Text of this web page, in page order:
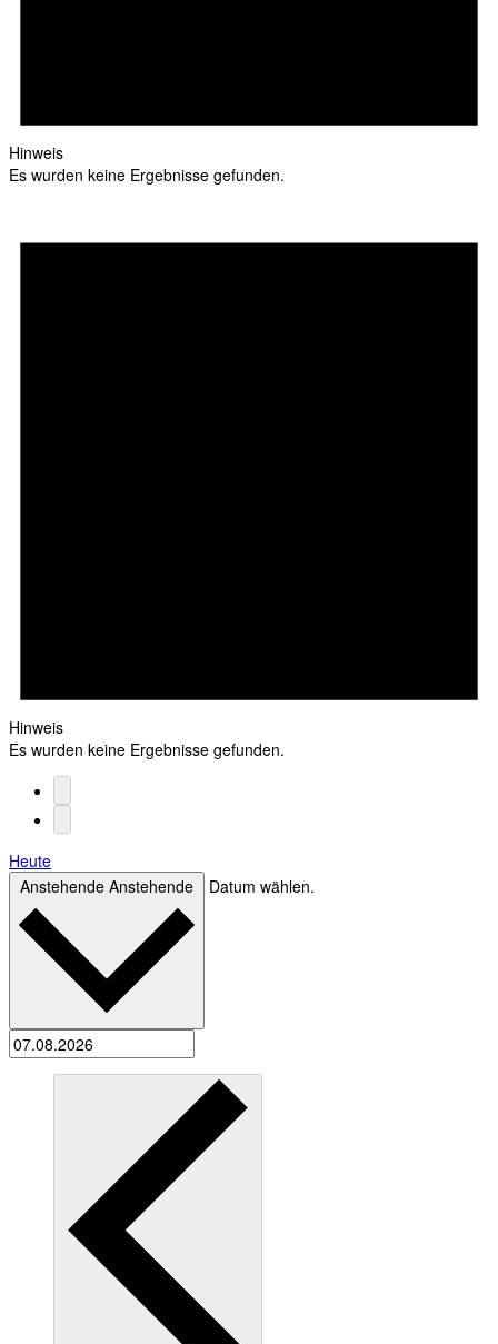
Hinweis
Es wurden keine Ergebnisse gefunden.
Hinweis
Es wurden keine Ergebnisse gefunden.
Heute
Anstehende Anstehende Datum wählen.